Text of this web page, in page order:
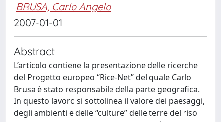
BRUSA, Carlo Angelo
2007-01-01
Abstract
L’articolo contiene la presentazione delle ricerche
del Progetto europeo “Rice-Net” del quale Carlo
Brusa è stato responsabile della parte geografica.
In questo lavoro si sottolinea il valore dei paesaggi,
degli ambienti e delle “culture” delle terre del riso